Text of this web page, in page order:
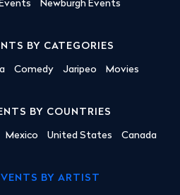
Newburgh Events
BY CATEGORIES
Comedy Jaripeo Movies
BY COUNTRIES
Mexico United States Canada
BY ARTIST